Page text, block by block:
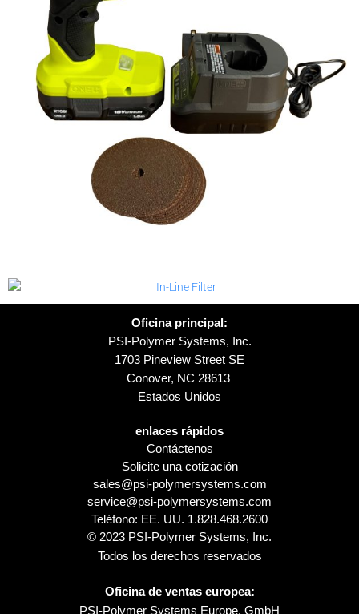
Oficina principal:
PSI-Polymer Systems, Inc.
1703 Pineview Street SE
Conover, NC 28613
Estados Unidos
enlaces rápidos
Contáctenos
Solicite una cotización
sales@psi-polymersystems.com
service@psi-polymersystems.com
Teléfono: EE. UU. 1.828.468.2600
© 2023 PSI-Polymer Systems, Inc.
Todos los derechos reservados
Oficina de ventas europea:
PSI-Polymer Systems Europe, GmbH